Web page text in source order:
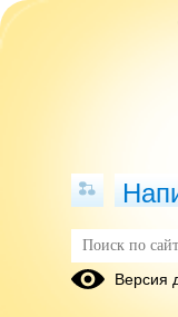
Версия